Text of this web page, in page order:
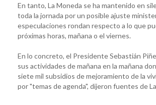
En tanto, La Moneda se ha mantenido en
toda la jornada por un posible ajuste
especulaciones rondan respecto a lo que
próximas horas, mañana o el viernes.
En lo concreto, el Presidente Sebastián
sus actividades de mañana en la mañana
siete mil subsidios de mejoramiento de la
por "temas de agenda", dijeron fuentes de